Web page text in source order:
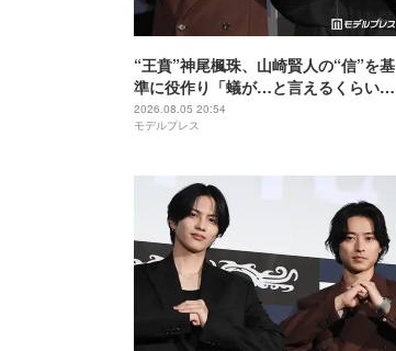
“王賁”神尾楓珠、山崎賢人の“信”を基
準に役作り「蟻が…と言えるくらいの
説得力がないと」【キングダム 魂の決
戦】
2026.08.05 20:54
モデルプレス